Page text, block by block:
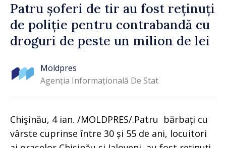
Patru șoferi de tir au fost reținuți
de poliție pentru contrabandă cu
droguri de peste un milion de lei
Moldpres
Agenția Informațională De Stat
Chişinău, 4 ian. /MOLDPRES/.Patru bărbați cu
vârste cuprinse între 30 și 55 de ani, locuitori